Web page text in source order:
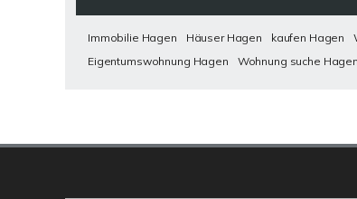
Immobilie Hagen Häuser Hagen kaufen Hagen
Eigentumswohnung Hagen
Wohnung suche Hagen